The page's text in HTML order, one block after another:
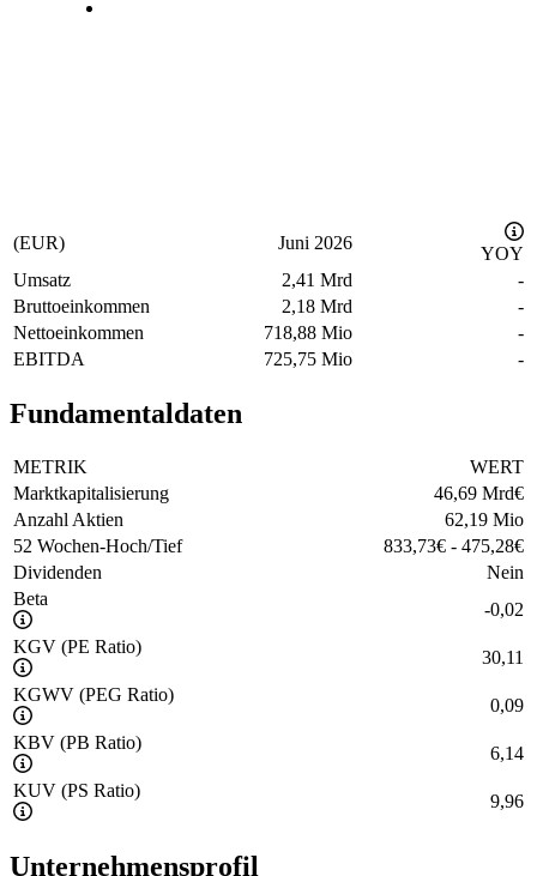
(EUR) Juni 2026
YOY
Umsatz
2,41 Mrd
-
Bruttoeinkommen
2,18 Mrd
-
Nettoeinkommen
718,88 Mio
-
EBITDA
725,75 Mio -
Fundamentaldaten
METRIK
WERT
Marktkapitalisierung
46,69 Mrd€
Anzahl Aktien
62,19 Mio
52 Wochen-Hoch/Tief
833,73€ - 475,28€
Dividenden
Nein
Beta
-0,02
KGV (PE Ratio)
30,11
KGWV (PEG Ratio)
0,09
KBV (PB Ratio)
6,14
KUV (PS Ratio)
9,96
Unternehmensprofil